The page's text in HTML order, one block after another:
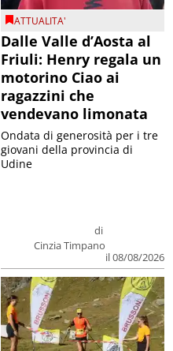
ATTUALITA'
Dalle Valle d’Aosta al
Friuli: Henry regala un
motorino Ciao ai
ragazzini che
vendevano limonata
di
Cinzia Timpano
il 08/08/2026
Ondata di generosità per i tre
giovani della provincia di
Udine